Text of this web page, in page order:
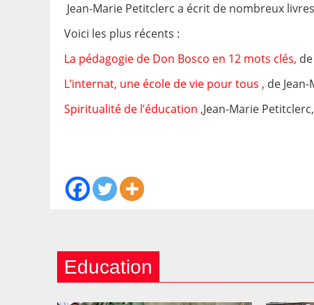
Jean-Marie Petitclerc a écrit de nombreux
Voici les plus récents :
La pédagogie de Don Bosco en 12 mots clés,
L’internat, une école de vie pour tous , de
Spiritualité de l’éducation ,Jean-Marie Petitclerc
Education